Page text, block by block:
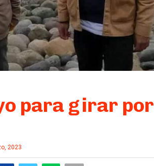
para girar por
2023